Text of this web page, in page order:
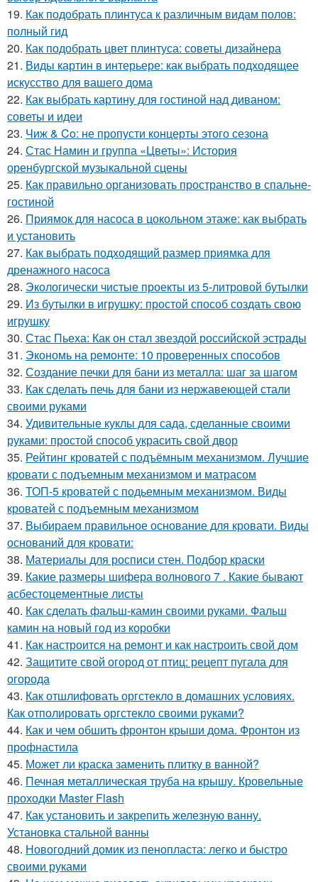
19. Как подобрать плинтуса к различным видам полов:
полный гид
20. Как подобрать цвет плинтуса: советы дизайнера
21. Виды картин в интерьере: как выбрать подходящее
искусство для вашего дома
22. Как выбрать картину для гостиной над диваном:
советы и идеи
23. Чиж & Co: не пропусти концерты этого сезона
24. Стас Намин и группа «Цветы»: История
оренбургской музыкальной сцены
25. Как правильно организовать пространство в спальне-
гостиной
26. Приямок для насоса в цокольном этаже: как выбрать
и установить
27. Как выбрать подходящий размер приямка для
дренажного насоса
28. Экологически чистые проекты из 5-литровой бутылки
29. Из бутылки в игрушку: простой способ создать свою
игрушку
30. Стас Пьеха: Как он стал звездой российской эстрады
31. Экономь на ремонте: 10 проверенных способов
32. Создание печки для бани из металла: шаг за шагом
33. Как сделать печь для бани из нержавеющей стали
своими руками
34. Удивительные куклы для сада, сделанные своими
руками: простой способ украсить свой двор
35. Рейтинг кроватей с подъёмным механизмом. Лучшие
кровати с подъемным механизмом и матрасом
36. ТОП-5 кроватей с подьемным механизмом. Виды
кроватей с подъемным механизмом
37. Выбираем правильное основание для кровати. Виды
оснований для кровати:
38. Материалы для росписи стен. Подбор краски
39. Какие размеры шифера волнового 7 . Какие бывают
асбестоцементные листы
40. Как сделать фальш-камин своими руками. Фальш
камин на новый год из коробки
41. Как настроится на ремонт и как настроить свой дом
42. Защитите свой огород от птиц: рецепт пугала для
огорода
43. Как отшлифовать оргстекло в домашних условиях.
Как отполировать оргстекло своими руками?
44. Как и чем обшить фронтон крыши дома. Фронтон из
профнастила
45. Может ли краска заменить плитку в ванной?
46. Печная металлическая труба на крышу. Кровельные
проходки Master Flash
47. Как установить и закрепить железную ванну.
Установка стальной ванны
48. Новогодний домик из пенопласта: легко и быстро
своими руками